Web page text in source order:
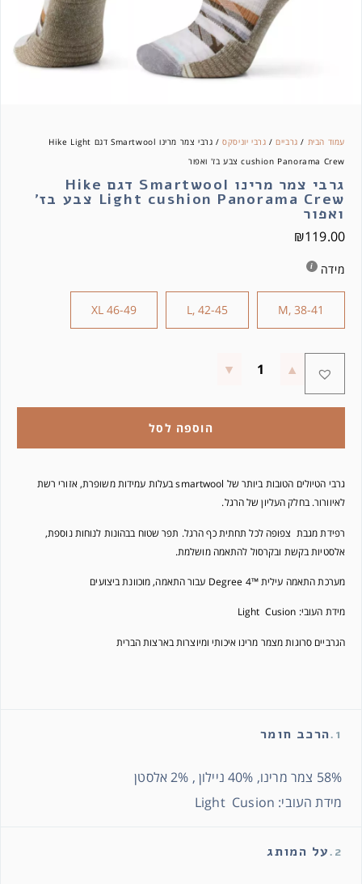
עמוד הבית / גרביים/ גרבי יוניסקס
/ גרבי צמר מרינו Smartwool דגם Hike Light
cushion Panorama Crew צבע בז' ואפור
גרבי צמר מרינו Smartwool דגם Hike
Light cushion Panorama Crew צבע בז'
ואפור
₪119.00
מידה
M, 38-41
L, 42-45
XL 46-49
הוספה לסל
גרבי הטיולים הטובות ביותר של smartwool בעלות עמידות משופרת, אזורי רשת
לאיוורור. בחלק העליון של הרגל.
רפידת מגבת צפופה לכל תחתית כף הרגל. תפר שטוח בבהונות לנוחות נוספת,
אלסטיות בקשת ובקרסול להתאמה מושלמת.
מערכת התאמה עילית ™4 Degree עבור התאמה, מוכוונת ביצועים
מידת העובי: Light Cusion
הגרביים סרוגות מצמר מרינו איכותי ומיוצרות בארצות הברית
1. הרכב חומר
58% צמר מרינו, 40% ניילון , 2% אלסטן
מידת העובי: Light Cusion
2. על המותג